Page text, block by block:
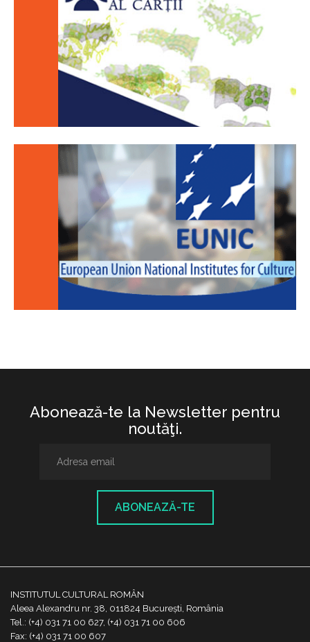
Abonează-te la Newsletter pentru
noutăţi.
ABONEAZĂ-TE
INSTITUTUL CULTURAL ROMÂN
Aleea Alexandru nr. 38, 011824 București, România
Tel.: (+4) 031 71 00 627, (+4) 031 71 00 606
Fax: (+4) 031 71 00 607